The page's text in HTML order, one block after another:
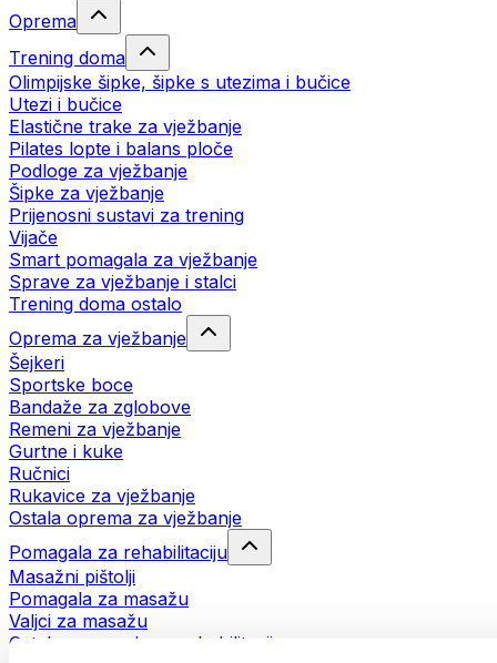
Oprema
Trening doma
Olimpijske šipke, šipke s utezima i bučice
Utezi i bučice
Elastične trake za vježbanje
Pilates lopte i balans ploče
Podloge za vježbanje
Šipke za vježbanje
Prijenosni sustavi za trening
Vijače
Smart pomagala za vježbanje
Sprave za vježbanje i stalci
Trening doma ostalo
Oprema za vježbanje
Šejkeri
Sportske boce
Bandaže za zglobove
Remeni za vježbanje
Gurtne i kuke
Ručnici
Rukavice za vježbanje
Ostala oprema za vježbanje
Pomagala za rehabilitaciju
Masažni pištolji
Pomagala za masažu
Valjci za masažu
Ostala pomagala za rehabilitaciju